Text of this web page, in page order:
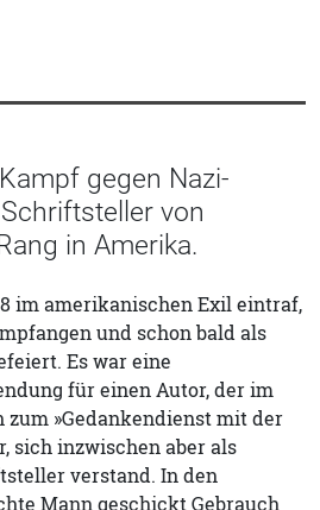
gegen Nazi-
von
in Amerika.
im amerikanischen Exil eintraf,
und schon bald als
Es war eine
für einen Autor, der im
»Gedankendienst mit der
sich inzwischen aber als
verstand. In den
Mann geschickt Gebrauch